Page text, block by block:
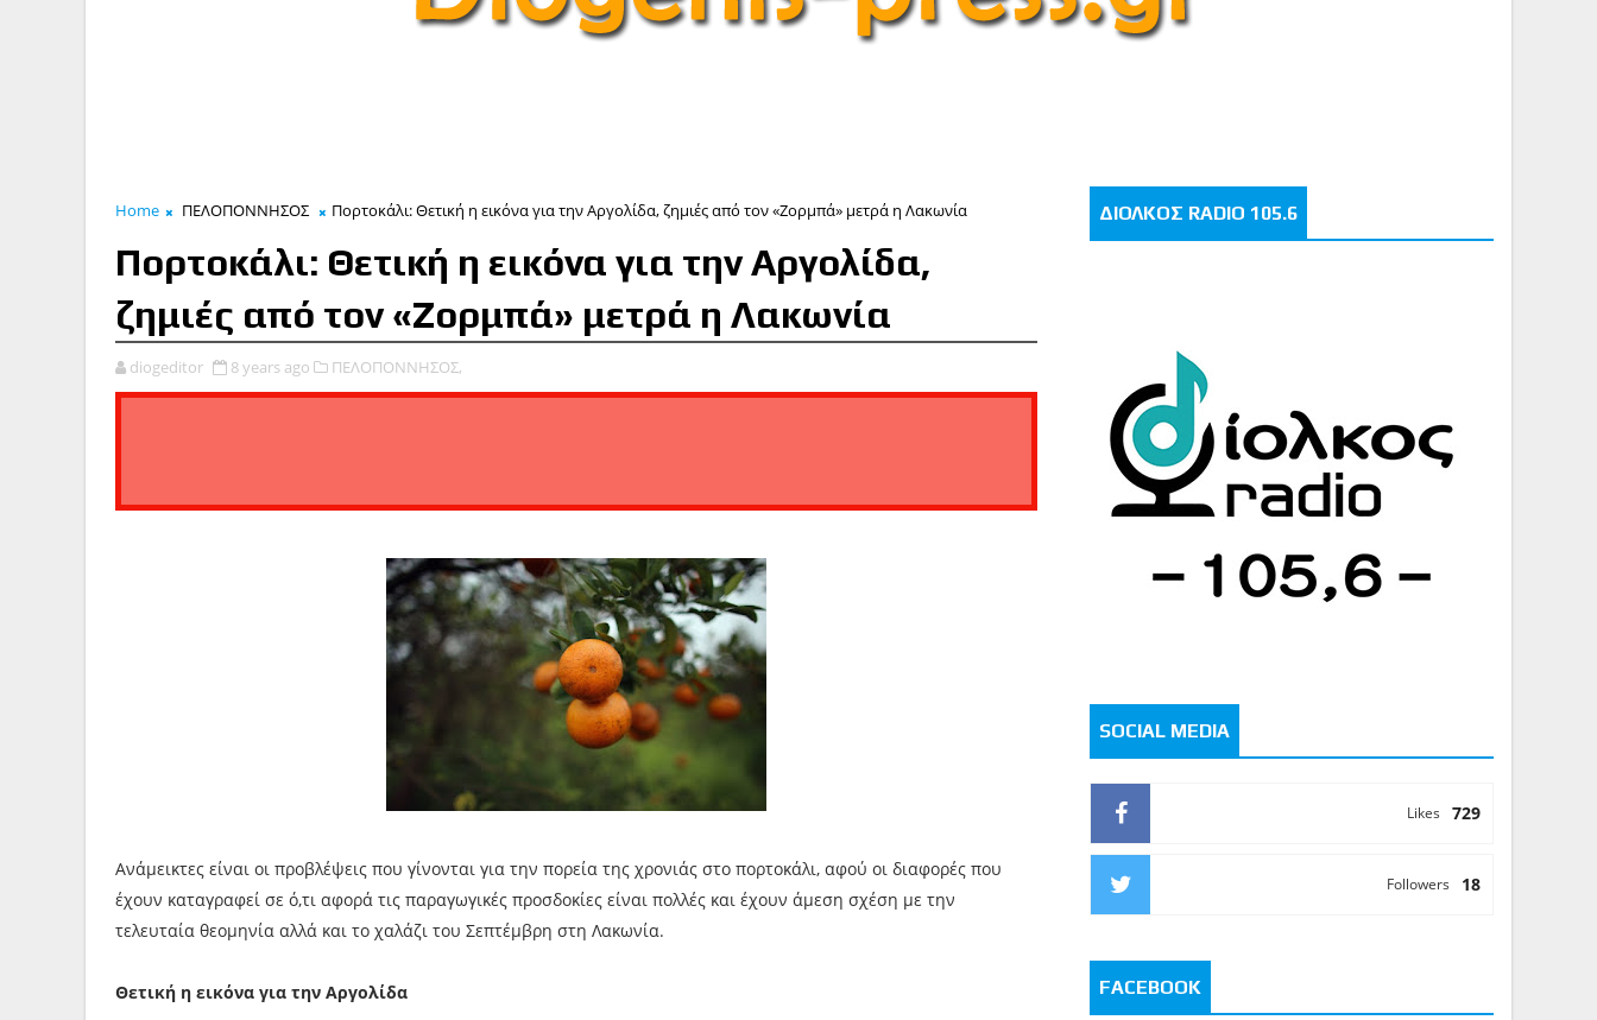
Home ΠΕΛΟΠΟΝΝΗΣΟΣ Πορτοκάλι: Θετική η εικόνα για την Αργολίδα, ζημιές από τον «Ζορμπά» μετρά η Λακωνία
Πορτοκάλι: Θετική η εικόνα για την Αργολίδα,
ζημιές από τον «Ζορμπά» μετρά η Λακωνία
diogeditor 8 years ago ΠΕΛΟΠΟΝΝΗΣΟΣ,
Ανάμεικτες είναι οι προβλέψεις που γίνονται για την πορεία της χρονιάς στο πορτοκάλι, αφού οι διαφορές που
έχουν καταγραφεί σε ό,τι αφορά τις παραγωγικές προσδοκίες είναι πολλές και έχουν άμεση σχέση με την
τελευταία θεομηνία αλλά και το χαλάζι του Σεπτέμβρη στη Λακωνία.
Θετική η εικόνα για την Αργολίδα
ΔΙΟΛΚΟΣ RADIO 105.6
SOCIAL MEDIA
729
Likes
18
Followers
FACEBOOK